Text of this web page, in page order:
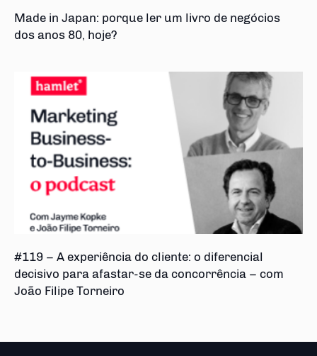
Made in Japan: porque ler um livro de negócios
dos anos 80, hoje?
#119 – A experiência do cliente: o diferencial
decisivo para afastar-se da concorrência – com
João Filipe Torneiro